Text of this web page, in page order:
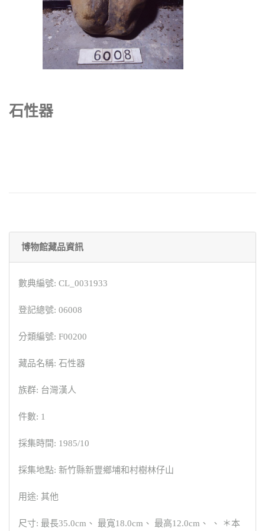
石性器
博物館藏品資訊
數典編號: CL_0031933
登記總號: 06008
分類編號: F00200
藏品名稱: 石性器
族群: 台灣漢人
件數: 1
採集時間: 1985/10
採集地點: 新竹縣新豐鄉埔和村樹林仔山
用途: 其他
尺寸: 最長35.0cm、 最寬18.0cm、 最高12.0cm、 、 ＊本